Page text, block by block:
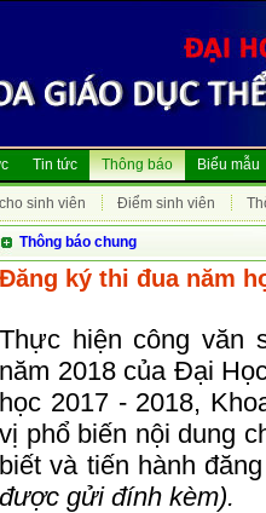
Tin tức Thông báo
sinh viên Điểm sinh viên
Biểu mẫu
Thông báo chung
Đăng ký thi đua năm
Thực hiện công văn
năm 2018 của Đại
học 2017 - 2018,
vị phổ biến nội dung
biết và tiến hành
được gửi đính kèm).